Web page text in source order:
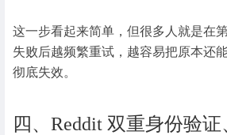
这一步看起来简单，但很多人就是在
失败后越频繁重试，越容易把原本还
彻底失效。
四、Reddit 双重身份验